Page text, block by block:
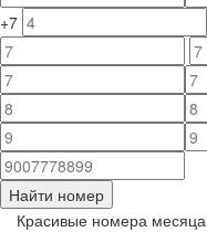
+7
Найти номер
Красивые номера месяца